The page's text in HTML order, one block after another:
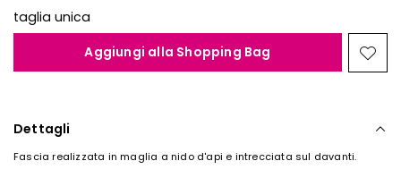
taglia unica
Aggiungi alla Shopping Bag
nella
Dettagli
Fascia realizzata in maglia a nido d'api e intrecciata sul davanti.